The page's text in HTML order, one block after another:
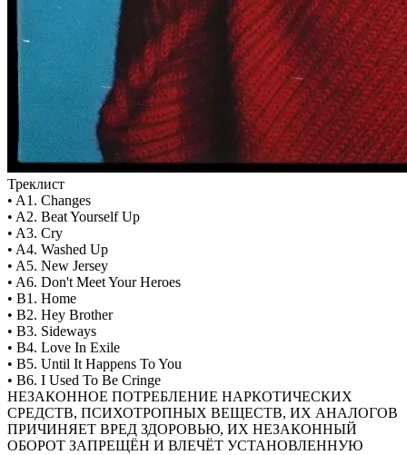
Треклист
• A1. Changes
• A2. Beat Yourself Up
• A3. Cry
• A4. Washed Up
• A5. New Jersey
• A6. Don't Meet Your Heroes
• B1. Home
• B2. Hey Brother
• B3. Sideways
• B4. Love In Exile
• B5. Until It Happens To You
• B6. I Used To Be Cringe
НЕЗАКОННОЕ ПОТРЕБЛЕНИЕ НАРКОТИЧЕСКИХ
СРЕДСТВ, ПСИХОТРОПНЫХ ВЕЩЕСТВ, ИХ АНАЛОГОВ
ПРИЧИНЯЕТ ВРЕД ЗДОРОВЬЮ, ИХ НЕЗАКОННЫЙ
ОБОРОТ ЗАПРЕЩЁН И ВЛЕЧЁТ УСТАНОВЛЕННУЮ